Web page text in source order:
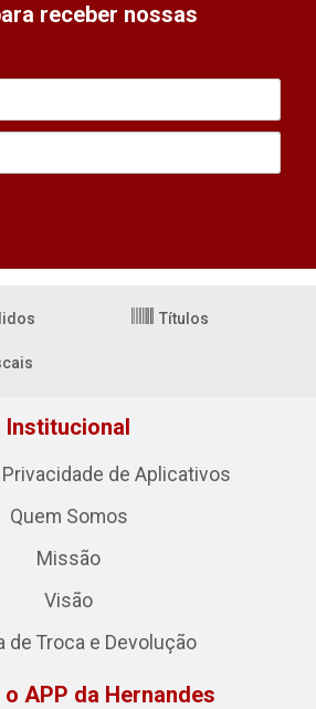
receber nossas
Títulos
Institucional
de Aplicativos
Quem Somos
Missão
Visão
de Troca e Devolução
o APP da Hernandes